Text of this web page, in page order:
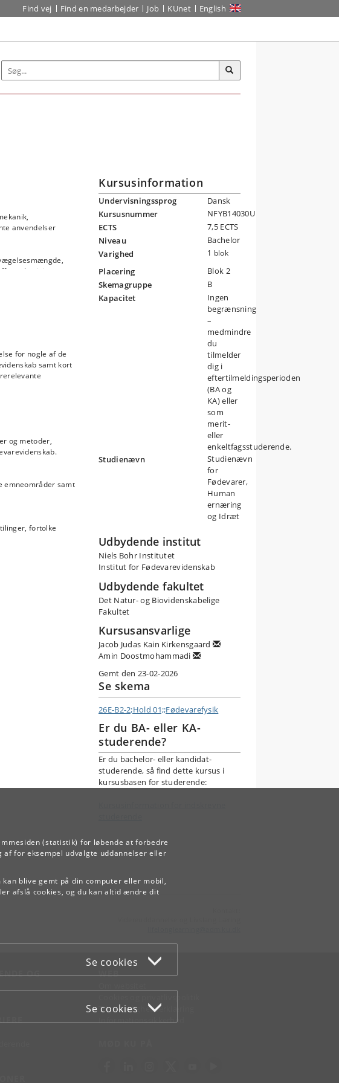
(statistik) for løbende at forbedre
for eksempel udvalgte uddannelser eller
blive gemt på din computer eller mobil,
afslå cookies, og du kan altid ændre dit
Se cookies
Se cookies
Find vej Find en medarbejder Job KUnet English
anvendelser
elasticitet
samt
gennemgås
for nogle af de
samt kort
og metoder,
emneområder samt
fortolke
Kursusinformation
Undervisningssprog
Dansk
Kursusnummer
NFYB14030U
ECTS
7,5 ECTS
Niveau
Bachelor
Varighed
1 blok
Placering
Blok 2
Skemagruppe
B
Kapacitet
Ingen
begrænsning
–
medmindre
du
tilmelder
dig i
eftertilmeldingsperioden
(BA og
KA) eller
som
merit-
eller
enkeltfagsstuderende.
Studienævn
Studienævn
for
Fødevarer,
Human
ernæring
og Idræt
Udbydende institut
Niels Bohr Institutet
Institut for Fødevarevidenskab
Udbydende fakultet
Det Natur- og Biovidenskabelige
Fakultet
Kursusansvarlige
Jacob Judas Kain Kirkensgaard
Amin Doostmohammadi
Gemt den 23-02-2026
Se skema
26E-B2-2;Hold 01;;Fødevarefysik
Er du BA- eller KA-
studerende?
Er du bachelor- eller kandidat-
studerende, så find dette kursus i
kursusbasen for studerende:
OG
WEB
Tilgængelighedserklæring
Informationssikkerhed